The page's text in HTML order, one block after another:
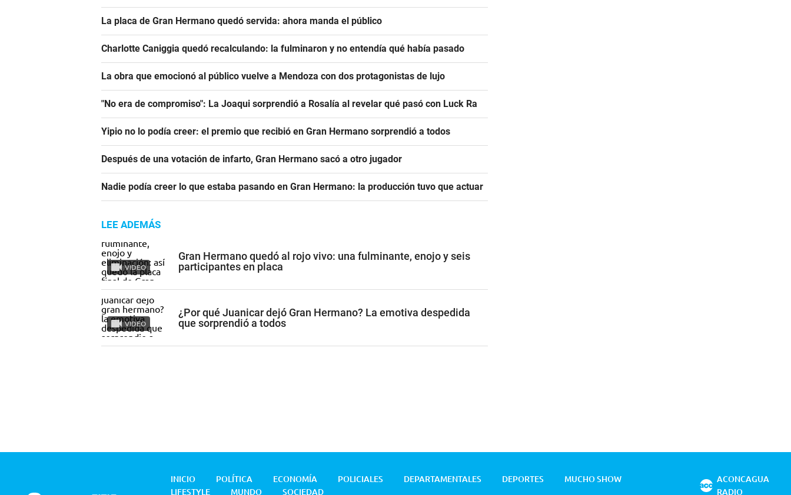
La placa de Gran Hermano quedó servida: ahora manda el público
Charlotte Caniggia quedó recalculando: la fulminaron y no entendía qué había pasado
La obra que emocionó al público vuelve a Mendoza con dos protagonistas de lujo
"No era de compromiso": La Joaqui sorprendió a Rosalía al revelar qué pasó con Luck Ra
Yipio no lo podía creer: el premio que recibió en Gran Hermano sorprendió a todos
Después de una votación de infarto, Gran Hermano sacó a otro jugador
Nadie podía creer lo que estaba pasando en Gran Hermano: la producción tuvo que actuar
LEE ADEMÁS
VIDEO
Gran Hermano quedó al rojo vivo: una fulminante, enojo y seis
participantes en placa
VIDEO
¿Por qué Juanicar dejó Gran Hermano? La emotiva despedida
que sorprendió a todos
INICIO POLÍTICA ECONOMÍA POLICIALES DEPARTAMENTALES DEPORTES
MUCHO SHOW
LIFESTYLE
MUNDO SOCIEDAD
ACONCAGUA
RADIO